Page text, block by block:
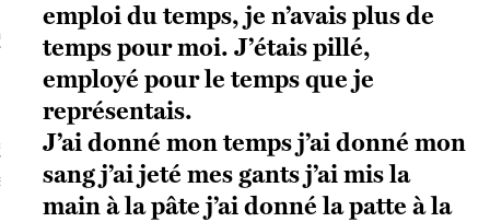
LGBTQI
AU SOLEIL
luttes sociales
VAGUES
emploi du temps, je n’avais plus de
temps pour moi. J’étais pillé,
employé pour le temps que je
représentais.
J’ai donné mon temps j’ai donné mon
sang j’ai jeté mes gants j’ai mis la
main à la pâte j’ai donné la patte à la